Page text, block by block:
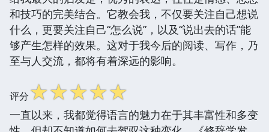
和技巧的完美结合。它教会我，不仅要关注自己想说
什么，更要关注自己“怎么说”，以及“说出去的话”能
够产生怎样的效果。这对于我今后的阅读、写作，乃
至与人交流，都将有着深远的影响。
评分☆☆☆☆☆
一直以来，我都觉得语言的魅力在于其丰富性和多变